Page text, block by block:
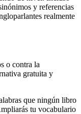
y referencias
realmente
o contra la
gratuita y
que ningún libro
tu vocabulario